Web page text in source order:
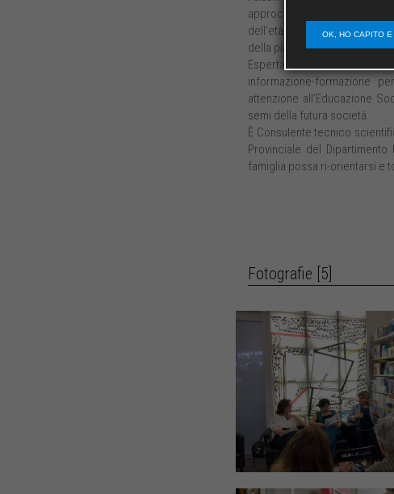
approccio integrato
dell’età evolutiva, della
della pianificazione familiare.
Esperta della relazione di
informazione-formazione
attenzione all’Educazione
semi della futura società.
È Consulente tecnico
Provinciale del
famiglia possa ri-orientarsi e
Fotografie [5]
OK, HO CAPITO E